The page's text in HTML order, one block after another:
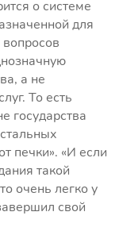
о системе
для
а не
То есть
государства
печки». «И если
такой
очень легко у
свой